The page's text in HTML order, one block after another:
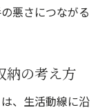
悪さにつながる
納の考え方
、生活動線に沿